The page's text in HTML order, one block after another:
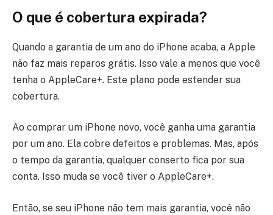
O que é cobertura expirada?
Quando a garantia de um ano do iPhone acaba, a Apple
não faz mais reparos grátis. Isso vale a menos que você
tenha o AppleCare+. Este plano pode estender sua
cobertura.
Ao comprar um iPhone novo, você ganha uma garantia
por um ano. Ela cobre defeitos e problemas. Mas, após
o tempo da garantia, qualquer conserto fica por sua
conta. Isso muda se você tiver o AppleCare+.
Então, se seu iPhone não tem mais garantia, você não